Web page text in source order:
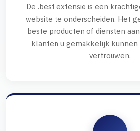
De .best extensie is een
website te onderscheiden. Het
beste producten of diensten
klanten u gemakkelijk kunnen
vertrouwen.